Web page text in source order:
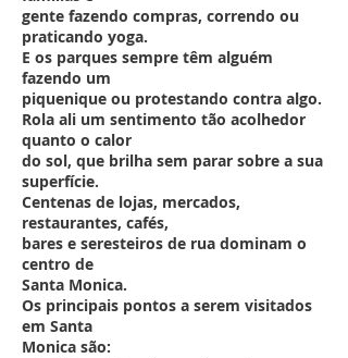
gente fazendo compras, correndo ou
praticando yoga.
E os parques sempre têm alguém
fazendo um
piquenique ou protestando contra algo.
Rola ali um sentimento tão acolhedor
quanto o calor
do sol, que brilha sem parar sobre a sua
superfície.
Centenas de lojas, mercados,
restaurantes, cafés,
bares e seresteiros de rua dominam o
centro de
Santa Monica.
Os principais pontos a serem visitados
em Santa
Monica são: